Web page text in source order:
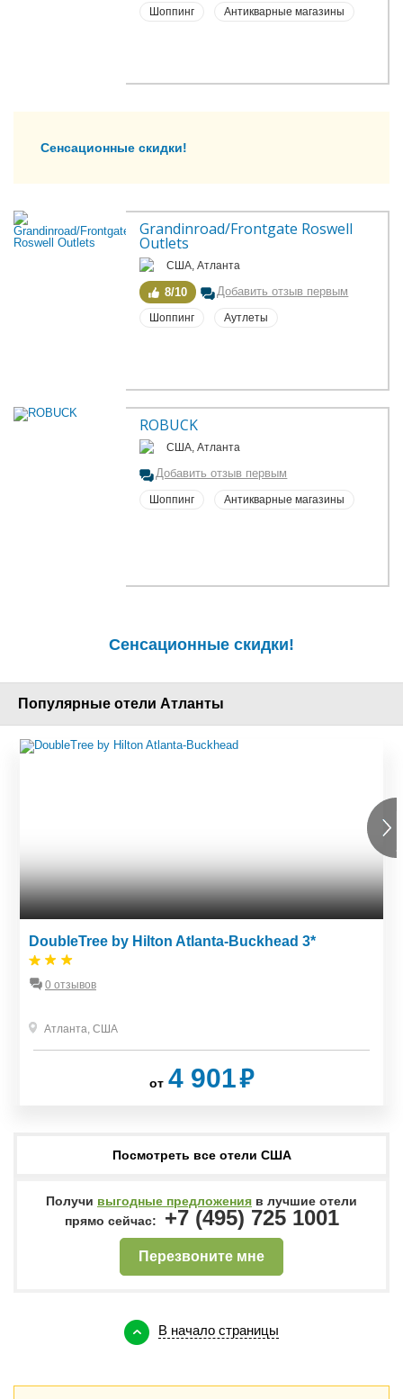
Шоппинг Антикварные магазины
Сенсационные скидки!
Grandinroad/Frontgate Roswell
Outlets
США, Атланта
8/10 Добавить отзыв первым
Шоппинг Аутлеты
ROBUCK
США, Атланта
Добавить отзыв первым
Шоппинг Антикварные магазины
Сенсационные скидки!
Популярные отели Атланты
DoubleTree by Hilton Atlanta-Buckhead 3*
0 отзывов
Атланта, США
от 4 901₽
Посмотреть все отели США
Получи выгодные предложения в лучшие отели
прямо сейчас:
+7 (495) 725 1001
Перезвоните мне
В начало страницы